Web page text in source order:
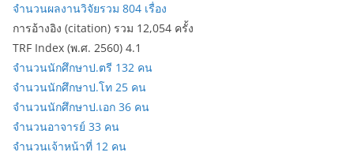
จำนวนผลงานวิจัยรวม 804 เรื่อง
การอ้างอิง (citation) รวม 12,054 ครั้ง
TRF Index (พ.ศ. 2560) 4.1
จำนวนนักศึกษาป.ตรี 132 คน
จำนวนนักศึกษาป.โท 25 คน
จำนวนนักศึกษาป.เอก 36 คน
จำนวนอาจารย์ 33 คน
จำนวนเจ้าหน้าที่ 12 คน